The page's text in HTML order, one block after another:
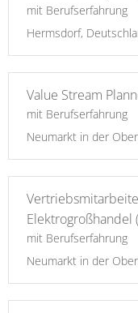
mit Berufserfahrung
Hermsdorf,
Value Stream
mit Berufserfahrung
Neumarkt in der
Elektrogroßhandel
mit Berufserfahrung
Neumarkt in der